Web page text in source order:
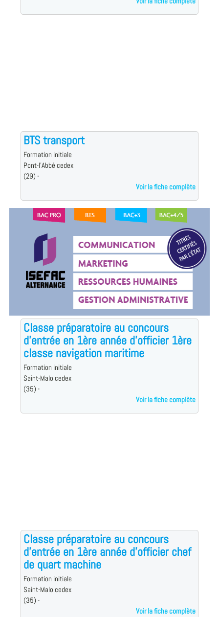
BTS transport
Formation initiale
Pont-l'Abbé cedex
(29) -
Voir la fiche complète
Classe préparatoire au concours
d'entrée en 1ère année d'officier 1ère
classe navigation maritime
Formation initiale
Saint-Malo cedex
(35) -
Voir la fiche complète
Classe préparatoire au concours
d'entrée en 1ère année d'officier chef
de quart machine
Formation initiale
Saint-Malo cedex
(35) -
Voir la fiche complète